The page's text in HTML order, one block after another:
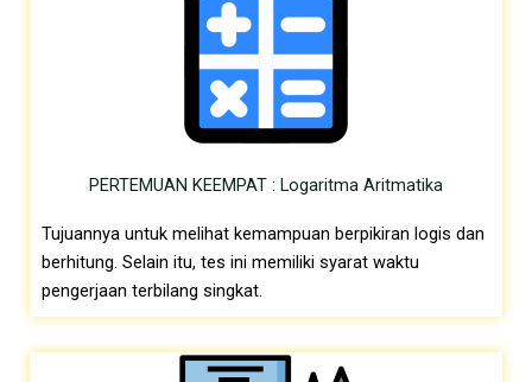
PERTEMUAN KEEMPAT : Logaritma Aritmatika
Tujuannya untuk melihat kemampuan berpikiran logis dan
berhitung. Selain itu, tes ini memiliki syarat waktu
pengerjaan terbilang singkat.